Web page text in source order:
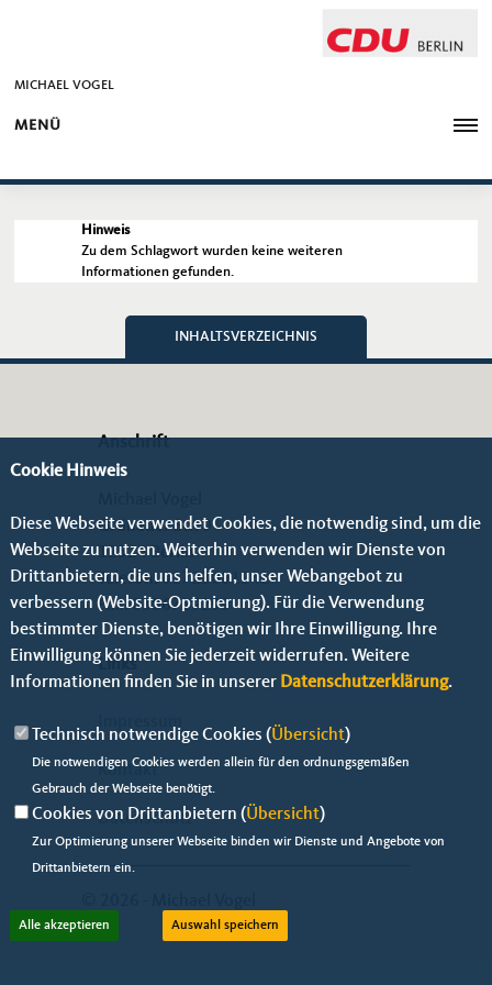
MICHAEL VOGEL
MENÜ
Hinweis
Zu dem Schlagwort wurden keine weiteren
Informationen gefunden.
INHALTSVERZEICHNIS
Anschrift
Grünauer Str. 9
12524 Berlin
Telefon:01723001842
Fax: 0306729299
Links
Kontakt
Datenschutz
Cookie Hinweis
Diese Webseite verwendet Cookies, die notwendig sind, um die
Webseite zu nutzen. Weiterhin verwenden wir Dienste von
Drittanbietern, die uns helfen, unser Webangebot zu
verbessern (Website-Optmierung). Für die Verwendung
bestimmter Dienste, benötigen wir Ihre Einwilligung. Ihre
Einwilligung können Sie jederzeit widerrufen. Weitere
Informationen finden Sie in unserer Datenschutzerklärung.
Technisch notwendige Cookies (Übersicht)
Die notwendigen Cookies werden allein für den ordnungsgemäßen
Gebrauch der Webseite benötigt.
Cookies von Drittanbietern (Übersicht)
Zur Optimierung unserer Webseite binden wir Dienste und Angebote von
Drittanbietern ein.
Alle akzeptieren Auswahl speichern